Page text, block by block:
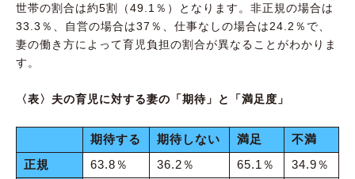
世帯の割合は約5割（49.1％）となります。非正規の場合は
33.3％、自営の場合は37％、仕事なしの場合は24.2％で、
妻の働き方によって育児負担の割合が異なることがわかりま
す。
〈表〉夫の育児に対する妻の「期待」と「満足度」
期待する 期待しない 満足
不満
正規
63.8％ 36.2％ 65.1％
34.9％